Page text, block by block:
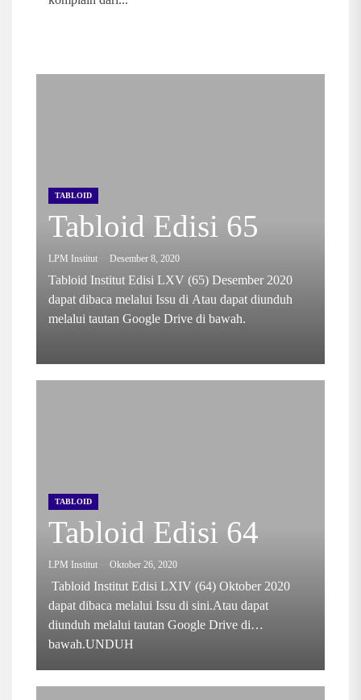
TABLOID
Tabloid Edisi 65
LPM Institut Desember 8, 2020
Tabloid Institut Edisi LXV (65) Desember 2020
dapat dibaca melalui Issu di Atau dapat diunduh
melalui tautan Google Drive di bawah.
TABLOID
Tabloid Edisi 64
LPM Institut Oktober 26, 2020
Tabloid Institut Edisi LXIV (64) Oktober 2020
dapat dibaca melalui Issu di sini.Atau dapat
diunduh melalui tautan Google Drive di
bawah.UNDUH